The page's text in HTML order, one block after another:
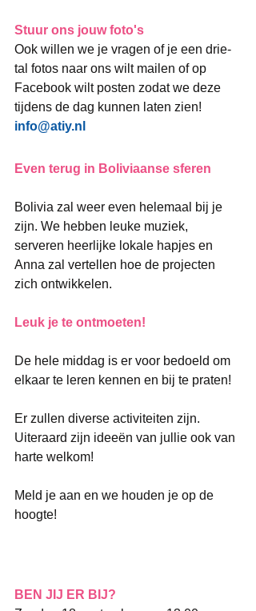
Stuur ons jouw foto's
Ook willen we je vragen of je een drie-
tal fotos naar ons wilt mailen of op
Facebook wilt posten zodat we deze
tijdens de dag kunnen laten zien!
info@atiy.nl
Even terug in Boliviaanse sferen
Bolivia zal weer even helemaal bij je
zijn. We hebben leuke muziek,
serveren heerlijke lokale hapjes en
Anna zal vertellen hoe de projecten
zich ontwikkelen.
Leuk je te ontmoeten!
De hele middag is er voor bedoeld om
elkaar te leren kennen en bij te praten!
Er zullen diverse activiteiten zijn.
Uiteraard zijn ideeën van jullie ook van
harte welkom!
Meld je aan en we houden je op de
hoogte!
BEN JIJ ER BIJ?